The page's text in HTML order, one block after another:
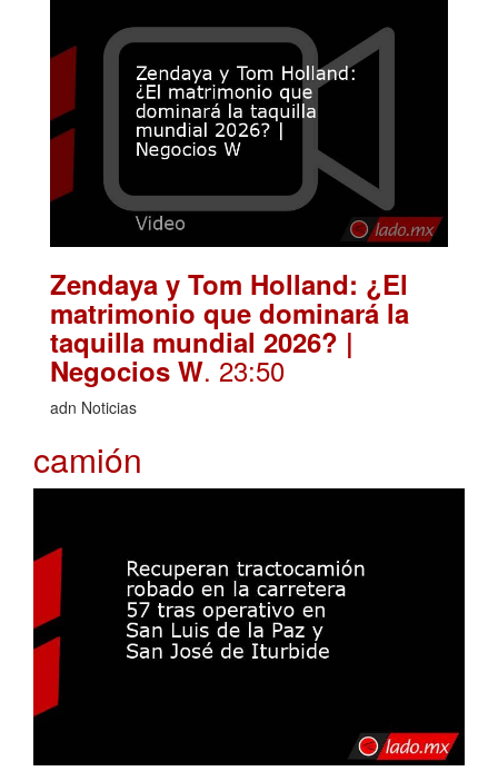
Zendaya y Tom Holland: ¿El
matrimonio que dominará la
taquilla mundial 2026? |
Negocios W. 23:50
adn Noticias
camión